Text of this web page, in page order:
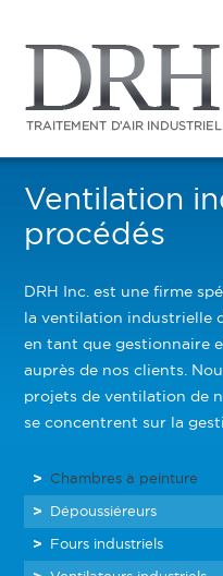
Ventilation
procédés
DRH Inc. est une firme
la ventilation industrielle
en tant que gestionnaire
auprès de nos clients.
projets de ventilation de
se concentrent sur la
Chambres à peinture
Dépoussiéreurs
Fours industriels